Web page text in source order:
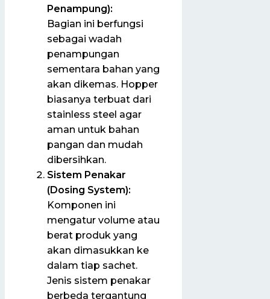
Penampung):
Bagian ini berfungsi
sebagai wadah
penampungan
sementara bahan yang
akan dikemas. Hopper
biasanya terbuat dari
stainless steel agar
aman untuk bahan
pangan dan mudah
dibersihkan.
Sistem Penakar
(Dosing System):
Komponen ini
mengatur volume atau
berat produk yang
akan dimasukkan ke
dalam tiap sachet.
Jenis sistem penakar
berbeda tergantung